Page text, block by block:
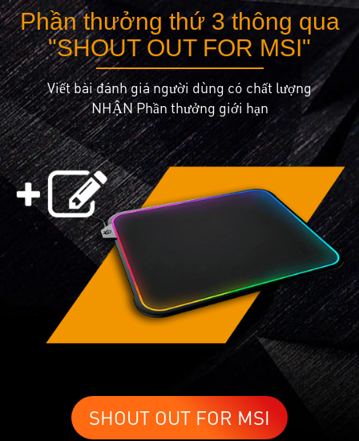
Phần thưởng thứ 3 thông qua
"SHOUT OUT FOR MSI"
Viết bài đánh giá người dùng có chất lượng
NHẬN Phần thưởng giới hạn
SHOUT OUT FOR MSI